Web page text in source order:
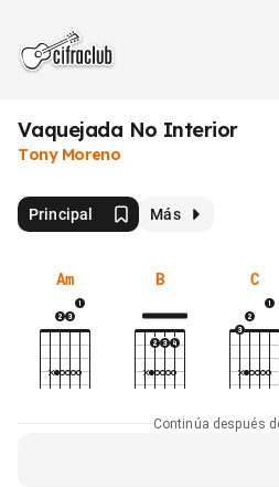
Vaquejada No Interior
Tony Moreno
Principal Más
Am B C
Continúa después